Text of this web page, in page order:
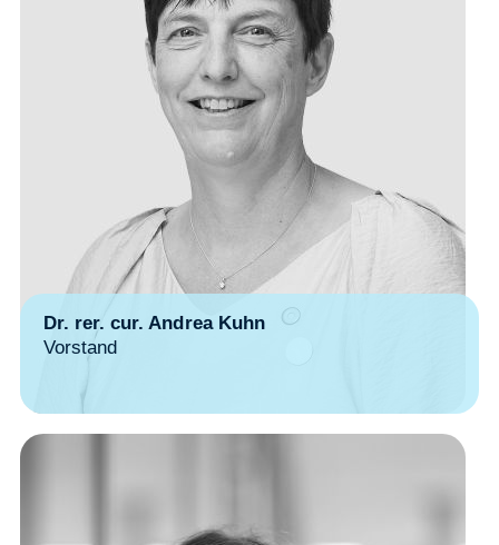
Dr. rer. cur. Andrea Kuhn
Vorstand